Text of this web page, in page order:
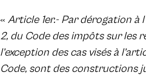
« Article 1er.- Par dérogation à
2, du Code des impôts sur les
l’exception des cas visés à
Code, sont des constructions